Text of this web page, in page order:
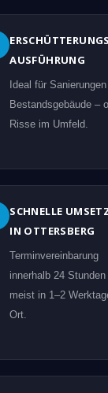
AUSFÜHRUNG
Ideal für
Bestandsgebäude –
Risse im Umfeld.
SCHNELLE
IN OTTERSBERG
Terminvereinbarung
innerhalb 24 Stunden
meist in 1–2
Ort.